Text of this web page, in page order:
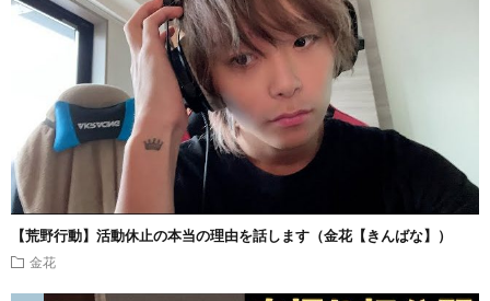
【荒野行動】活動休止の本当の理由を話します（金花【きんばな】）
金花